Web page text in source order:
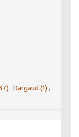
, Dargaud (1) ,